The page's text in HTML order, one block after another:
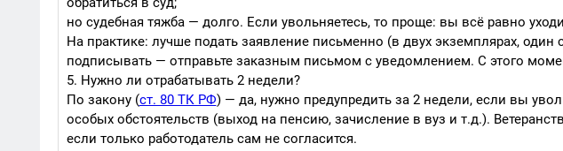
но судебная тяжба — долго. Если увольняетесь, то проще: вы всё равно
На практике: лучше подать заявление письменно (в двух экземплярах, один
подписывать — отправьте заказным письмом с уведомлением. С этого
5. Нужно ли отрабатывать 2 недели?
По закону (ст. 80 ТК РФ) — да, нужно предупредить за 2 недели, если вы
особых обстоятельств (выход на пенсию, зачисление в вуз и т.д.).
если только работодатель сам не согласится.